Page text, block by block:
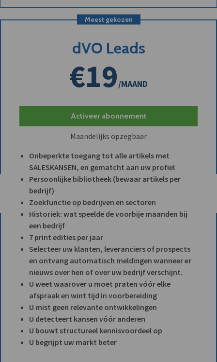
Meest gekozen
dVO Leads
€19/MAAND
Activeer abonnement
Maandelijks opzegbaar
Onbeperkte toegang tot alle artikels met
SALESKANSEN, en gematcht aan uw profiel
Persoonlijke bibliotheek (bewaar artikels per
bedrijf)
Zoekfunctie op bedrijven en sectoren
Historiek: wat speelde de voorbije maanden bij
een bedrijf
7 print edities per jaar
Selecteer uw klanten, leveranciers of prospects
en ontvang automatisch meldingen wanneer er
nieuws over hen of over uw bedrijf verschijnt.
U weet waarover u moet praten vóór elke
afspraak en wint tijd in voorbereiding
U mist geen relevante ontwikkelingen
U detecteert kansen vóór anderen
U bouwt structureel kennisvoordeel op
U begrijpt uw markt beter